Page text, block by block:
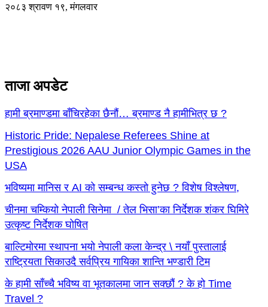
२०८३ श्रावण १९, मंगलवार
ताजा अपडेट
हामी ब्रमाण्डमा बाँचिरहेका छैनौं… ब्रमाण्ड नै हामीभित्र छ ?
Historic Pride: Nepalese Referees Shine at
Prestigious 2026 AAU Junior Olympic Games in the
USA
भविष्यमा मानिस र AI को सम्बन्ध कस्तो हुनेछ ? विशेष विश्लेषण,
चीनमा चम्कियो नेपाली सिनेमा / तेल भिसा’का निर्देशक शंकर घिमिरे
उत्कृष्ट निर्देशक घोषित
बाल्टिमोरमा स्थापना भयो नेपाली कला केन्द्र \ नयाँ पुस्तालाई
राष्ट्रियता सिकाउदै सर्वप्रिय गायिका शान्ति भण्डारी टिम
के हामी साँच्चै भविष्य वा भूतकालमा जान सक्छौं ? के हो Time
Travel ?